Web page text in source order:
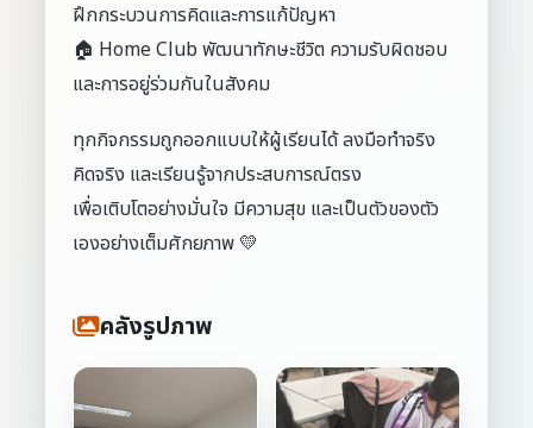
ฝึกกระบวนการคิดและการแก้ปัญหา
🏠 Home Club พัฒนาทักษะชีวิต ความรับผิดชอบ
และการอยู่ร่วมกันในสังคม
ทุกกิจกรรมถูกออกแบบให้ผู้เรียนได้ ลงมือทำจริง
คิดจริง และเรียนรู้จากประสบการณ์ตรง
เพื่อเติบโตอย่างมั่นใจ มีความสุข และเป็นตัวของตัว
เองอย่างเต็มศักยภาพ 💛
คลังรูปภาพ